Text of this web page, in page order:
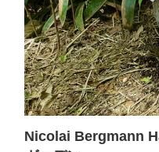
Nicolai Bergmann